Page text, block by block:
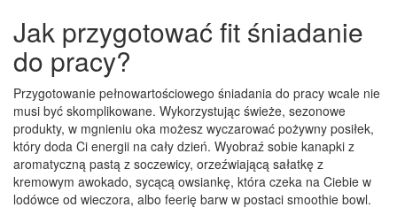
Jak przygotować fit śniadanie
do pracy?
Przygotowanie pełnowartościowego śniadania do pracy wcale nie
musi być skomplikowane. Wykorzystując świeże, sezonowe
produkty, w mgnieniu oka możesz wyczarować pożywny posiłek,
który doda Ci energii na cały dzień. Wyobraź sobie kanapki z
aromatyczną pastą z soczewicy, orzeźwiającą sałatkę z
kremowym awokado, sycącą owsiankę, która czeka na Ciebie w
lodówce od wieczora, albo feerię barw w postaci smoothie bowl.